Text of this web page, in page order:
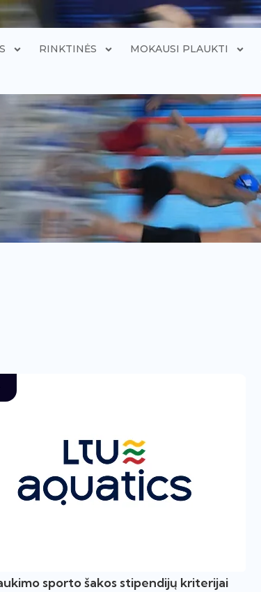
RINKTINĖS MOKAUSI PLAUKTI
sporto šakos stipendijų kriterijai